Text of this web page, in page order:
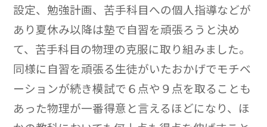
設定、勉強計画、苦手科目への個人指導などが
あり夏休み以降は塾で自習を頑張ろうと決め
て、苦手科目の物理の克服に取り組みました。
同様に自習を頑張る生徒がいたおかげでモチベ
ーションが続き模試で６点や９点を取ることも
あった物理が一番得意と言えるほどになり、ほ